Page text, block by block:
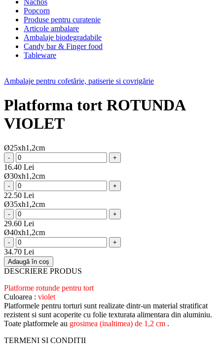
Nachos
Popcorn
Produse pentru curatenie
Articole ambalare
Ambalaje biodegradabile
Candy bar & Finger food
Tableware
Ambalaje pentru cofetărie, patiserie si covrigărie
Platforma tort ROTUNDA
VIOLET
Ø25xh1,2cm
- +
16.40 Lei
Ø30xh1,2cm
- +
22.50 Lei
Ø35xh1,2cm
- +
29.60 Lei
Ø40xh1,2cm
- +
34.70 Lei
Adaugă în coș
DESCRIERE PRODUS
Platforme rotunde pentru tort
Culoarea : violet
Platformele pentru torturi sunt realizate dintr-un material stratificat
rezistent si sunt acoperite cu folie texturata alimentara din aluminiu.
Toate platformele au grosimea (inaltimea) de 1,2 cm .
TERMENI SI CONDITII